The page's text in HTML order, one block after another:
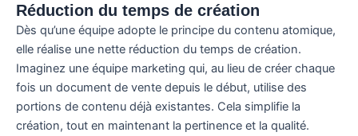
Réduction du temps de création
Dès qu’une équipe adopte le principe du contenu atomique,
elle réalise une nette réduction du temps de création.
Imaginez une équipe marketing qui, au lieu de créer chaque
fois un document de vente depuis le début, utilise des
portions de contenu déjà existantes. Cela simplifie la
création, tout en maintenant la pertinence et la qualité.